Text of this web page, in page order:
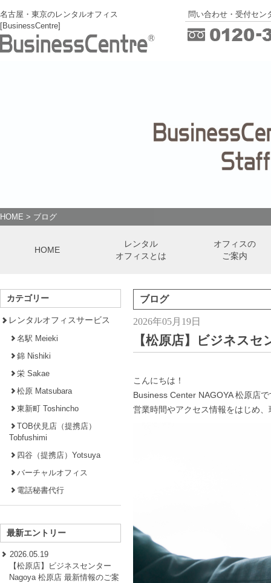
名古屋・東京のレンタルオフィス
[BusinessCentre]
問い合わせ・受付セン
HOME > ブログ
HOME
レンタル
オフィスとは
オフィスの
ご案内
ブログ
2026年05月19日
【松原店】ビジネス
こんにちは！
Business Center NAGOYA 松原店
営業時間やアクセス情報をはじめ
カテゴリー
レンタルオフィスサービス
名駅 Meieki
錦 Nishiki
栄 Sakae
松原 Matsubara
東新町 Toshincho
TOB伏見店（提携店）
Tobfushimi
四谷（提携店）Yotsuya
バーチャルオフィス
電話秘書代行
最新エントリー
2026.05.19
【松原店】ビジネスセンター
Nagoya 松原店 最新情報のご案